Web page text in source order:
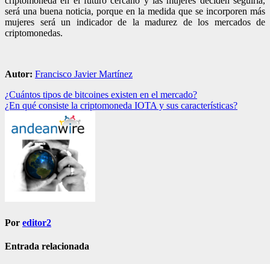
será una buena noticia, porque en la medida que se incorporen más
mujeres será un indicador de la madurez de los mercados de
criptomonedas.
Autor: Francisco Javier Martínez
Navegación
de
entradas
¿Cuántos tipos de bitcoines existen en el mercado?
¿En qué consiste la criptomoneda IOTA y sus características?
Por editor2
Entrada relacionada